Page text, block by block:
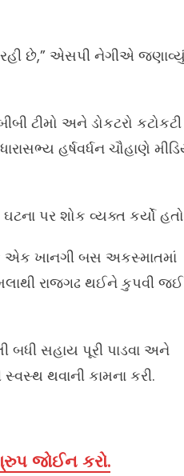
રહી છે,” એસપી નેગીએ જણાવ્યું
ટીમો અને ડોકટરો કટોકટી
હર્ષવર્ધન ચૌહાણે
પર શોક વ્યક્ત કર્યો
એક ખાનગી બસ અકસ્માતમાં
રાજગઢ થઈને કુપવી જઈ
સહાય પૂરી પાડવા અને
થવાની કામના કરી.
જોઈન કરો.